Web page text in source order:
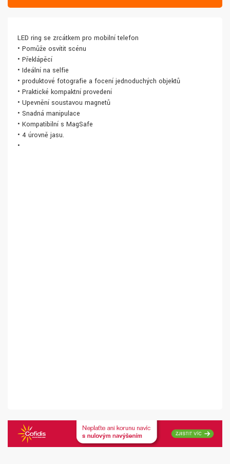
LED ring se zrcátkem pro mobilní telefon
• Pomůže osvítit scénu
• Překlápěcí
• Ideální na selfie
• produktové fotografie a focení jednoduchých objektů
• Praktické kompaktní provedení
• Upevnění soustavou magnetů
• Snadná manipulace
• Kompatibilní s MagSafe
• 4 úrovně jasu.
•